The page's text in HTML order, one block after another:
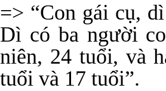
=> “Con gái cụ,
Dì có ba người
niên, 24 tuổi, và
tuổi và 17 tuổi”.